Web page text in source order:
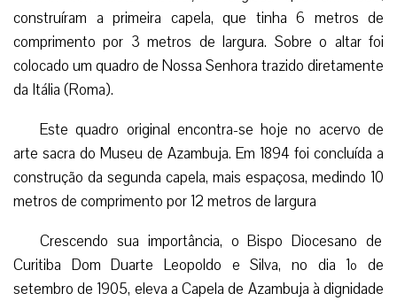
construíram a primeira capela, que tinha 6 metros de
comprimento por 3 metros de largura. Sobre o altar foi
colocado um quadro de Nossa Senhora trazido diretamente
da Itália (Roma).
Este quadro original encontra-se hoje no acervo de
arte sacra do Museu de Azambuja. Em 1894 foi concluída a
construção da segunda capela, mais espaçosa, medindo 10
metros de comprimento por 12 metros de largura
Crescendo sua importância, o Bispo Diocesano de
Curitiba Dom Duarte Leopoldo e Silva, no dia 1º de
setembro de 1905, eleva a Capela de Azambuja à dignidade